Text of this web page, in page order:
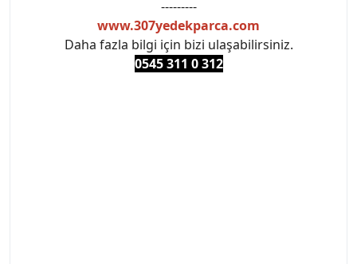
---------
www.307yedekparca.com
Daha fazla bilgi için bizi ulaşabilirsiniz.
0545 311 0 312